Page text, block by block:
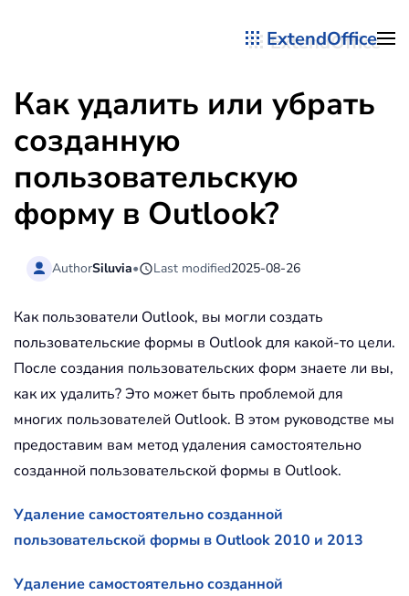
ExtendOffice
Как удалить или убрать
созданную
пользовательскую
форму в Outlook?
AuthorSiluvia• Last modified2025-08-26
Как пользователи Outlook, вы могли создать
пользовательские формы в Outlook для какой-то цели.
После создания пользовательских форм знаете ли вы,
как их удалить? Это может быть проблемой для
многих пользователей Outlook. В этом руководстве мы
предоставим вам метод удаления самостоятельно
созданной пользовательской формы в Outlook.
Удаление самостоятельно созданной
пользовательской формы в Outlook 2010 и 2013
Удаление самостоятельно созданной